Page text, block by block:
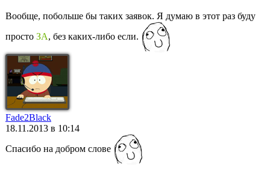
Вообще, побольше бы таких заявок. Я думаю в этот раз буду
просто ЗА, без каких-либо если.
Fade2Black
18.11.2013 в 10:14
Спасибо на добром слове